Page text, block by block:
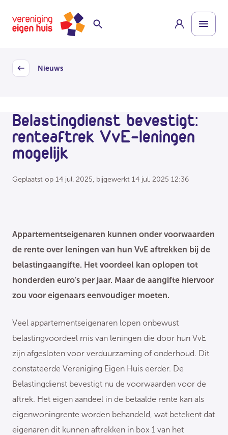
naar
hoofdinhoud
Homepage
Back
Nieuws
Belastingdienst bevestigt:
renteaftrek VvE-leningen
mogelijk
Geplaatst op 14 jul. 2025, bijgewerkt 14 jul. 2025 12:36
Appartementseigenaren kunnen onder voorwaarden
de rente over leningen van hun VvE aftrekken bij de
belastingaangifte. Het voordeel kan oplopen tot
honderden euro's per jaar. Maar de aangifte hiervoor
zou voor eigenaars eenvoudiger moeten.
Veel appartementseigenaren lopen onbewust
belastingvoordeel mis van leningen die door hun VvE
zijn afgesloten voor verduurzaming of onderhoud. Dit
constateerde Vereniging Eigen Huis eerder. De
Belastingdienst bevestigt nu de voorwaarden voor de
aftrek. Het eigen aandeel in de betaalde rente kan als
eigenwoningrente worden behandeld, wat betekent dat
eigenaren dit kunnen aftrekken in box 1 van het